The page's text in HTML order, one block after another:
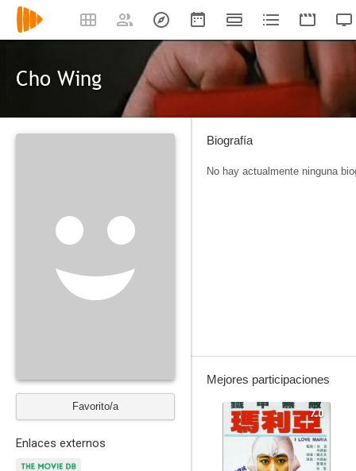
Cho Wing
Favorito/a
Enlaces externos
Biografía
No hay actualmente ninguna
Mejores participaciones
7.0